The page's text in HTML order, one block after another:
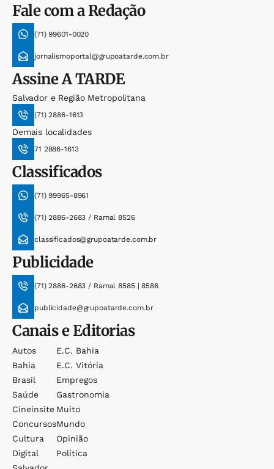
Fale com a Redação
(71) 99601-0020
jornalismoportal@grupoatarde.com.br
AssineA TARDE
Salvador e Região Metropolitana
(71) 2886-1613
Demais localidades
71 2886-1613
Classificados
(71) 99965-8961
(71) 2886-2683 / Ramal 8526
classificados@grupoatarde.com.br
Publicidade
(71) 2886-2683 / Ramal 8585 | 8586
publicidade@grupoatarde.com.br
Canais e Editorias
Autos
Bahia
Brasil
Saúde
Cineinsite
Concursos
Cultura
Digital
E.c. Bahia
E.c. Vitória
Empregos
Gastronomia
Muito
Mundo
Opinião
Política